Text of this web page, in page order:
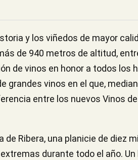
y los viñedos de mayor
de 940 metros de altitud,
de vinos en honor a todos los
grandes vinos en el que,
entre los nuevos Vinos
Ribera, una planicie de diez
durante todo el año. Un